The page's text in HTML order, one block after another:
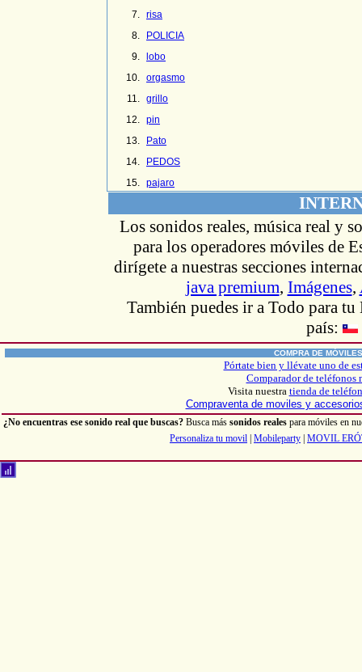
risa
POLICIA
lobo
orgasmo
grillo
pin
Pato
PEDOS
pajaro
Los sonidos reales, música real y
para los operadores móviles de
dirígete a nuestras secciones
java premium, Imágenes,
También puedes ir a Todo para tu
país:
COMPRA DE MÓVILES
Pórtate bien y llévate uno de
Comparador de teléfonos
Visita nuestra tienda de
Compraventa de moviles y
¿No encuentras ese sonido real que buscas? Busca más sonidos reales para móviles en
Personaliza tu movil Mobileparty MOVIL